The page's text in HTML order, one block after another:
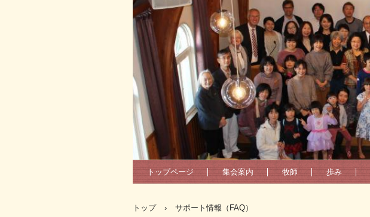
トップページ 集会案内 牧師 歩み
トップ › サポート情報（FAQ）